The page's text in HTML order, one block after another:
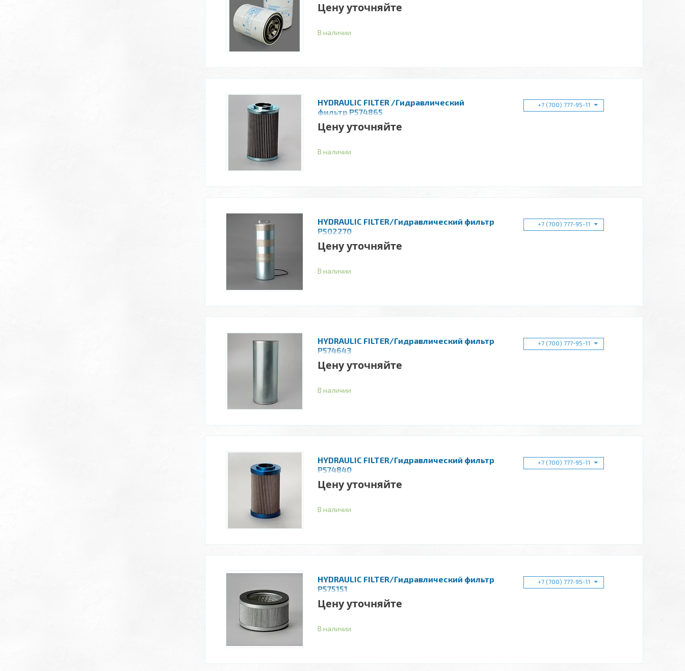
Цену уточняйте
В наличии
+7 (700) 777-95-11
HYDRAULIC FILTER /Гидравлический
фильтр P574865
Цену уточняйте
В наличии
+7 (700) 777-95-11
HYDRAULIC FILTER/Гидравлический фильтр
P502270
Цену уточняйте
В наличии
+7 (700) 777-95-11
HYDRAULIC FILTER/Гидравлический фильтр
P574643
Цену уточняйте
В наличии
+7 (700) 777-95-11
HYDRAULIC FILTER/Гидравлический фильтр
P574840
Цену уточняйте
В наличии
+7 (700) 777-95-11
HYDRAULIC FILTER/Гидравлический фильтр
P575151
Цену уточняйте
В наличии